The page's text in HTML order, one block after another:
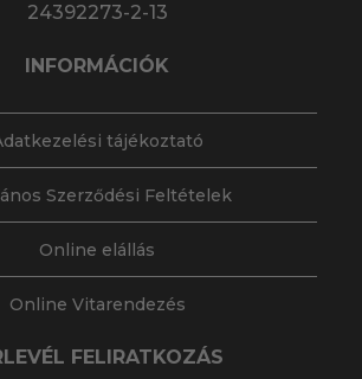
24392273-2-13
INFORMÁCIÓK
tájékoztató
Szerződési Feltételek
Online elállás
Online Vitarendezés
FELIRATKOZÁS